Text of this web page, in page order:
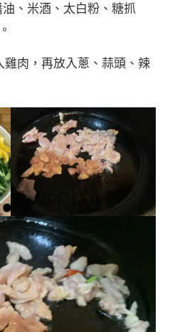
、米酒、太白粉、糖抓
肉，再放入蔥、蒜頭、辣